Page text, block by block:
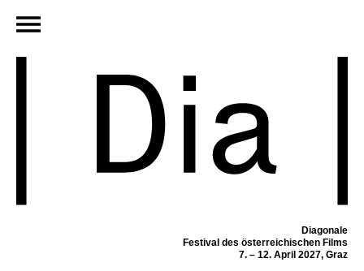
Diagonale
Festival des österreichischen Films
7. – 12. April 2027, Graz